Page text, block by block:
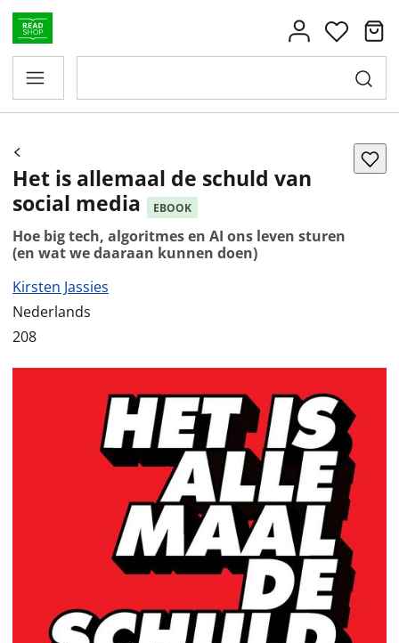
Het is allemaal de schuld van
social media
EBOOK
Hoe big tech, algoritmes en AI ons leven sturen
(en wat we daaraan kunnen doen)
Kirsten Jassies
Nederlands
208